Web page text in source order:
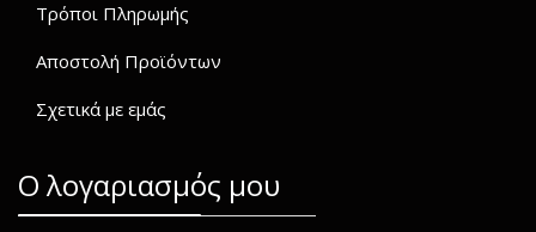
Τρόποι Πληρωμής
Αποστολή Προϊόντων
Σχετικά με εμάς
O λογαριασμός μου